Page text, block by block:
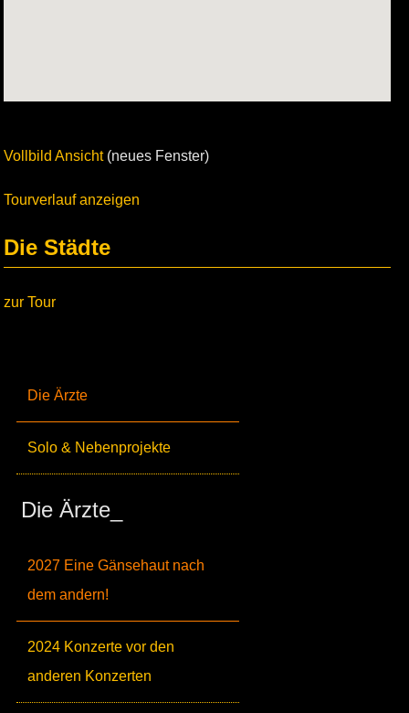
Die Ärzte
Solo & Nebenprojekte
Die Ärzte_
2027 Eine Gänsehaut nach
dem andern!
2024 Konzerte vor den
anderen Konzerten
Vollbild Ansicht(neues Fenster)
Tourverlauf anzeigen
Die Städte
zur Tour